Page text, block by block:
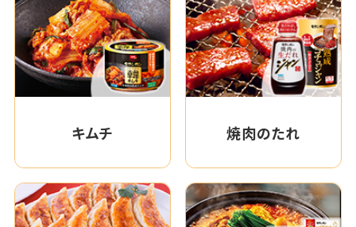
キムチ 焼肉のたれ